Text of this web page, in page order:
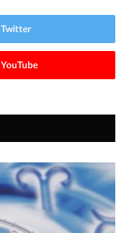
Twitter
YouTube